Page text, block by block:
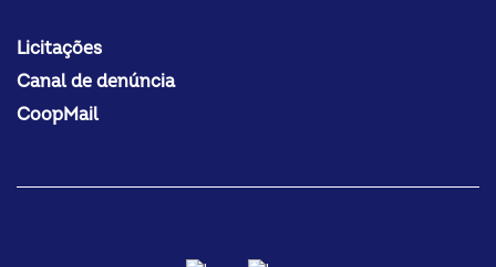
Licitações
Canal de denúncia
CoopMail